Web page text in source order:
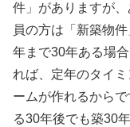
件」がありますが
員の方は「新築物
年まで30年ある場
れば、定年のタイ
ームが作れるから
る30年後でも築30